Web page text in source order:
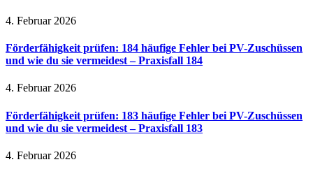
4. Februar 2026
Förderfähigkeit prüfen: 184 häufige Fehler bei PV-Zuschüssen
und wie du sie vermeidest – Praxisfall 184
4. Februar 2026
Förderfähigkeit prüfen: 183 häufige Fehler bei PV-Zuschüssen
und wie du sie vermeidest – Praxisfall 183
4. Februar 2026